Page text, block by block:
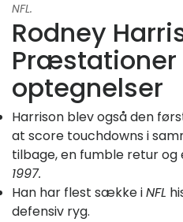
NFL.
Rodney
Præstationer
optegnelser
Harrison blev også den
at score touchdowns i
tilbage, en fumble retur
1997.
Han har flest sække iNFL
defensiv ryg.